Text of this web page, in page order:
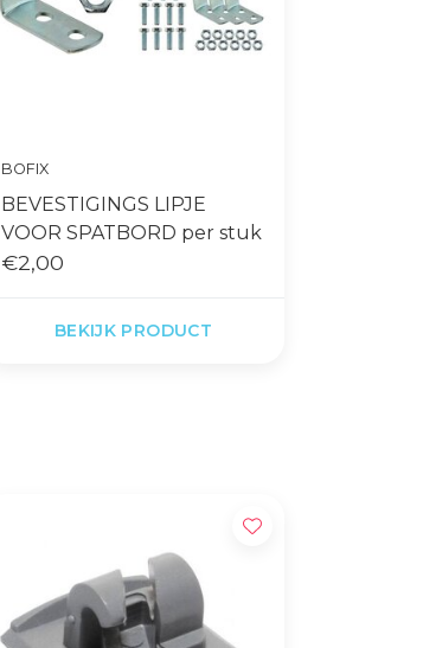
BOFIX
BEVESTIGINGS LIPJE
VOOR SPATBORD per stuk
€2,00
BEKIJK PRODUCT